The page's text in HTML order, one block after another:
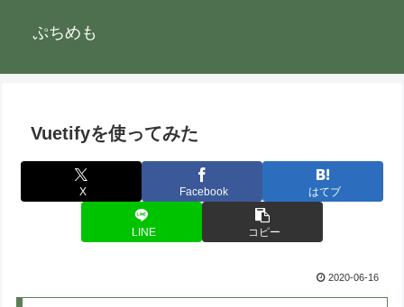
ぷちめも
Vuetifyを使ってみた
X Facebook はてブ
LINE コピー
2020-06-16